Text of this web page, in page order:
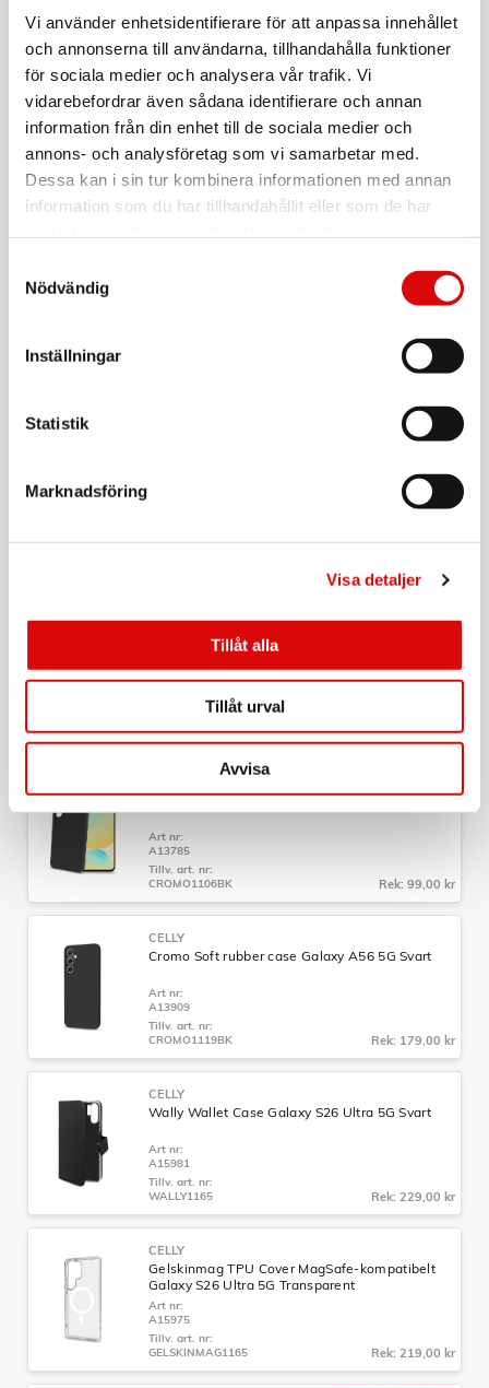
Vi använder enhetsidentifierare för att anpassa innehållet
och annonserna till användarna, tillhandahålla funktioner
för sociala medier och analysera vår trafik. Vi
vidarebefordrar även sådana identifierare och annan
information från din enhet till de sociala medier och
annons- och analysföretag som vi samarbetar med.
Dessa kan i sin tur kombinera informationen med annan
information som du har tillhandahållit eller som de har
Nödvändig
Inställningar
Statistik
Marknadsföring
Visa detaljer
Tillåt alla
Tillåt urval
Avvisa
Gelskin TPU Cover Galaxy A57 5G Transparent
Art nr:
A16069
GELSKIN1169
Rek: 129,00 kr
CELLY
Gelskin TPU Cover Galaxy A37 5G Transparent
Art nr:
UTFÖRSÄLJNING
Rek: 99,00 kr
Rek: 129,00 kr
CELLY
Cromo Soft rubber case Galaxy A27 5G Svart
Art nr:
Tillv. art. nr:
CROMO1170BK
Rek: 179,00 kr
Cromo Soft rubber case Galaxy S24 FE Svart
Art nr:
A13785
Tillv. art. nr:
CROMO1106BK
Rek: 99,00 kr
CELLY
Cromo Soft rubber case Galaxy A56 5G Svart
Art nr:
A13909
Tillv. art. nr:
CROMO1119BK
Rek: 179,00 kr
CELLY
Wally Wallet Case Galaxy S26 Ultra 5G Svart
Art nr:
A15981
Tillv. art. nr:
WALLY1165
Rek: 229,00 kr
CELLY
Gelskinmag TPU Cover MagSafe-kompatibelt
Galaxy S26 Ultra 5G Transparent
Art nr:
A15975
Tillv. art. nr:
GELSKINMAG1165
Rek: 219,00 kr